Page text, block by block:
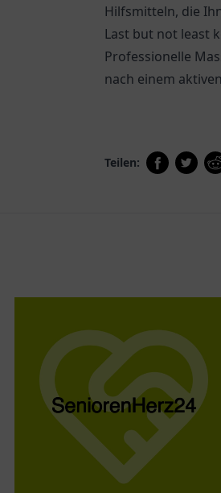
Hilfsmitteln, die
Last but not least
Professionelle
nach einem
Teilen: